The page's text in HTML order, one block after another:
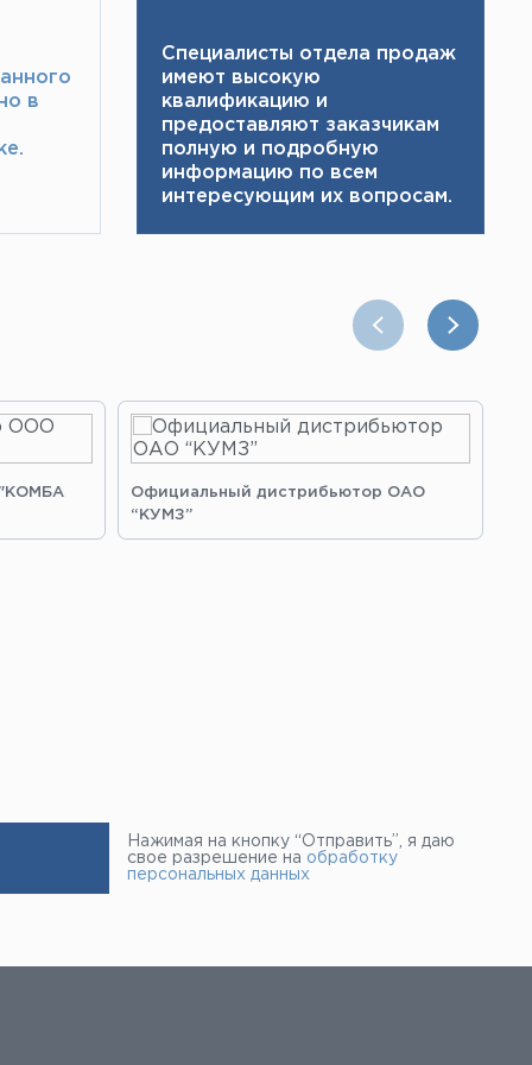
в
Специалисты отдела продаж
имеют высокую
квалификацию и ​
предоставляют заказчикам
полную и подробную
информацию по всем
интересующим их вопросам.
Официальный дистрибьютор ОАО
“КУМЗ”
Нажимая на кнопку “Отправить”, я даю
свое разрешение на обработку
персональных данных